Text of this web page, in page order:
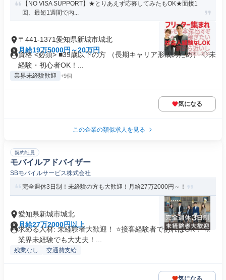
【NO VISA SUPPORT】★とりあえず応募してみたもOK★面接1
回、最短1週間で内...
〒441-1371愛知県新城市城北
月給19万5000円～20万円
資格 <必須> ■39歳以下の方 （長期キャリア形成のため） ◇未
経験・初心者OK！...
業界未経験歓迎 +9個
気になる
この企業の類似求人を見る
契約社員
モバイルアドバイザー
SBモバイルサービス株式会社
完全週休3日制！未経験の方も大歓迎！月給27万2000円～！
愛知県新城市城北
月給27万2000円以上
求める人材: 未経験者大歓迎！ ⭐接客経験者であればOK！ ※
業界未経験でも大丈夫！...
残業なし 交通費支給
気になる